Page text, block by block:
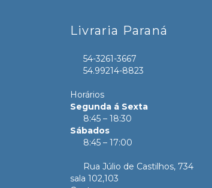
Livraria Paraná
54-3261-3667
54.99214-8823
Horários
Segunda á Sexta
8:45 – 18:30
Sábados
8:45 – 17:00
Rua Júlio de Castilhos, 734
sala 102,103